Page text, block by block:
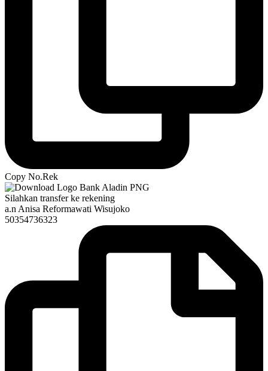
Copy No.Rek
Silahkan transfer ke rekening
a.n Anisa Reformawati Wisujoko
50354736323